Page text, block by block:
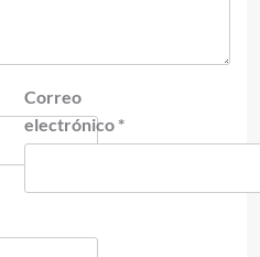
Correo
electrónico *